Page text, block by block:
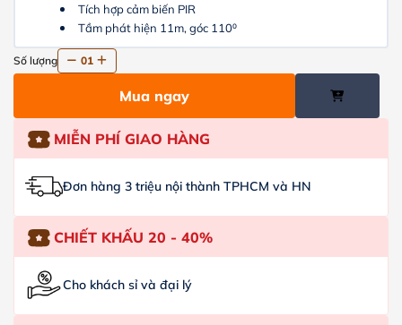
Tích hợp cảm biến PIR
Tầm phát hiện 11m, góc 110⁰
Số lượng 01
Mua ngay
MIỄN PHÍ GIAO HÀNG
Đơn hàng 3 triệu nội thành TPHCM và HN
CHIẾT KHẤU 20 - 40%
Cho khách sỉ và đại lý